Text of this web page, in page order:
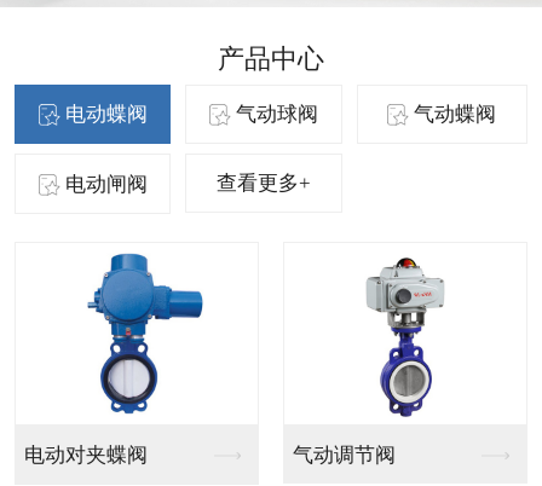
产品中心
电动蝶阀 气动球阀 气动蝶阀
电动闸阀 查看更多+
气动法兰球阀 气动PVC球阀